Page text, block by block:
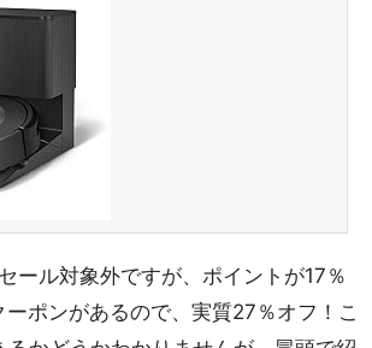
ール対象外ですが、ポイントが17％
ポンがあるので、実質27％オフ！こ